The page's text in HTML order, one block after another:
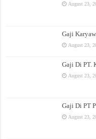
August 23,
Gaji
August 23,
Gaji Di PT.
August 23,
Gaji Di PT
August 23,